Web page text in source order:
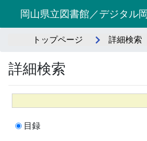
岡山県立図書館／デジタル
トップページ 詳細検索
詳細検索
目録